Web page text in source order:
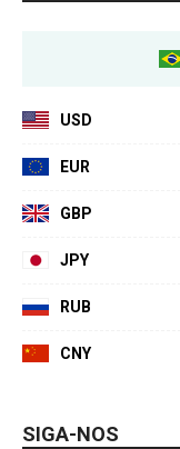
USD
EUR
GBP
JPY
RUB
CNY
SIGA-NOS